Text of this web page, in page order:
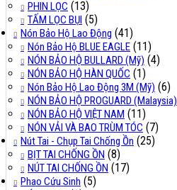
PHIN LỌC (13)
TẤM LỌC BỤI (5)
Nón Bảo Hộ Lao Động (41)
Nón Bảo Hộ BLUE EAGLE (11)
NÓN BẢO HỘ BULLARD (Mỹ) (4)
NÓN BẢO HỘ HÀN QUỐC (1)
Nón Bảo Hộ Lao Động 3M (Mỹ) (6)
NÓN BẢO HỘ PROGUARD (Malaysia)
NÓN BẢO HỘ VIỆT NAM (11)
NÓN VẢI VÀ BAO TRÙM TÓC (7)
Nút Tai - Chụp Tai Chống Ồn (25)
BỊT TAI CHỐNG ỒN (8)
NÚT TAI CHỐNG ỒN (17)
Phao Cứu Sinh (5)